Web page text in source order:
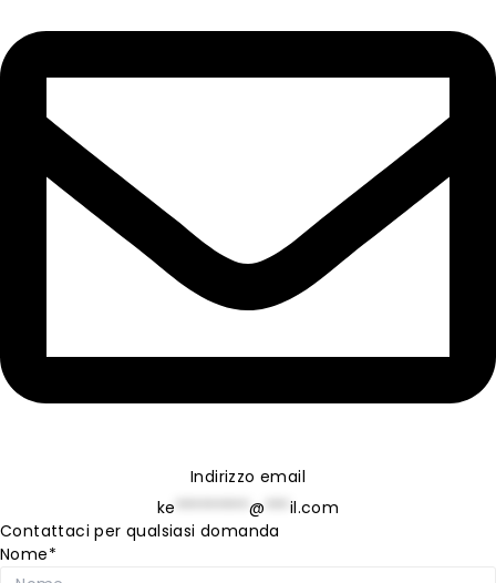
Indirizzo email
ke *********@ *** il.com
Contattaci per qualsiasi domanda
Nome*